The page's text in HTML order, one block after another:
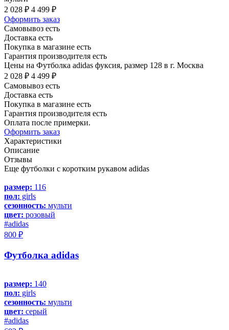
2 028 ₽ 4 499 ₽
Оформить заказ
Самовывоз есть
Доставка есть
Покупка в магазине есть
Гарантия производителя есть
Цены на Футболка adidas фуксия, размер 128 в г. Москва
2 028 ₽ 4 499 ₽
Самовывоз есть
Доставка есть
Покупка в магазине есть
Гарантия производителя есть
Оплата после примерки.
Оформить заказ
Характеристики
Описание
Отзывы
Еще футболки с коротким рукавом adidas
размер: 116
пол: girls
сезонность: мульти
цвет: розовый
#adidas
800 ₽
Футболка adidas
размер: 140
пол: girls
сезонность: мульти
цвет: серый
#adidas